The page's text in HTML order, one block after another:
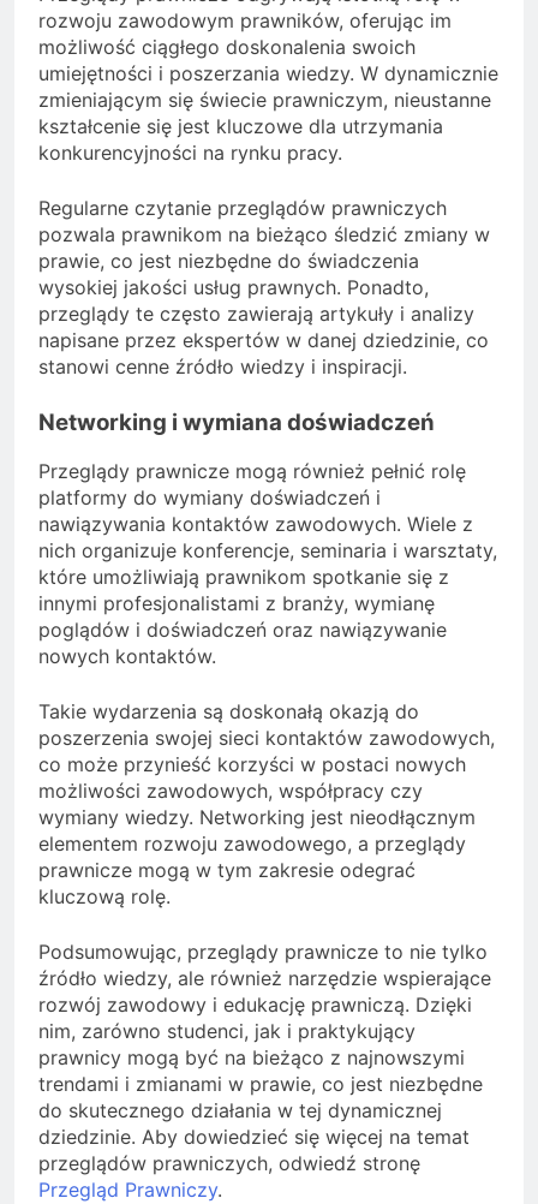
rozwoju zawodowym prawników, oferując im
możliwość ciągłego doskonalenia swoich
umiejętności i poszerzania wiedzy. W dynamicznie
zmieniającym się świecie prawniczym, nieustanne
kształcenie się jest kluczowe dla utrzymania
konkurencyjności na rynku pracy.
Regularne czytanie przeglądów prawniczych
pozwala prawnikom na bieżąco śledzić zmiany w
prawie, co jest niezbędne do świadczenia
wysokiej jakości usług prawnych. Ponadto,
przeglądy te często zawierają artykuły i analizy
napisane przez ekspertów w danej dziedzinie, co
stanowi cenne źródło wiedzy i inspiracji.
Networking i wymiana doświadczeń
Przeglądy prawnicze mogą również pełnić rolę
platformy do wymiany doświadczeń i
nawiązywania kontaktów zawodowych. Wiele z
nich organizuje konferencje, seminaria i warsztaty,
które umożliwiają prawnikom spotkanie się z
innymi profesjonalistami z branży, wymianę
poglądów i doświadczeń oraz nawiązywanie
nowych kontaktów.
Takie wydarzenia są doskonałą okazją do
poszerzenia swojej sieci kontaktów zawodowych,
co może przynieść korzyści w postaci nowych
możliwości zawodowych, współpracy czy
wymiany wiedzy. Networking jest nieodłącznym
elementem rozwoju zawodowego, a przeglądy
prawnicze mogą w tym zakresie odegrać
kluczową rolę.
Podsumowując, przeglądy prawnicze to nie tylko
źródło wiedzy, ale również narzędzie wspierające
rozwój zawodowy i edukację prawniczą. Dzięki
nim, zarówno studenci, jak i praktykujący
prawnicy mogą być na bieżąco z najnowszymi
trendami i zmianami w prawie, co jest niezbędne
do skutecznego działania w tej dynamicznej
dziedzinie. Aby dowiedzieć się więcej na temat
przeglądów prawniczych, odwiedź stronę
Przegląd Prawniczy.